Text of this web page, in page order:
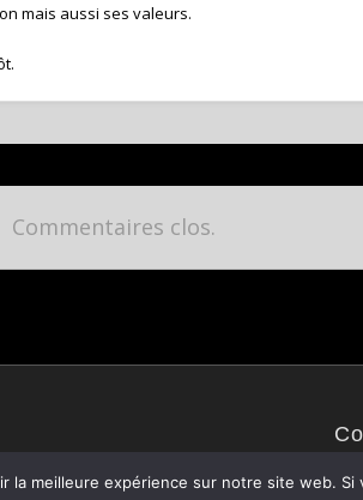
mais aussi ses valeurs.
Commentaires clos.
la meilleure expérience sur notre site web.